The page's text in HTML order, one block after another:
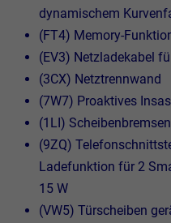
dynamischem
(FT4) Memory-
(EV3) Netzladekabel
(3CX) Netztrennwand
(7W7) Proaktives
(1LI)
(9ZQ)
Ladefunktion für 2
15 W
(VW5) Türscheiben